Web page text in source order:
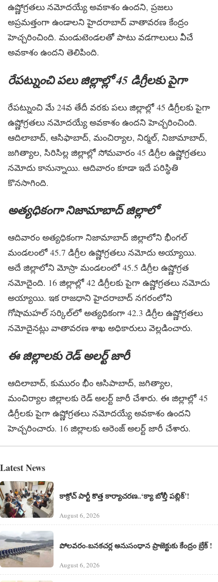
ఉష్ణోగ్ర‌త‌లు న‌మోదయ్యే అవ‌కాశం ఉంద‌ని, ప్ర‌జ‌లు
అప్ర‌మ‌త్తంగా ఉండాల‌ని హైద‌రాబాద్ వాతావ‌ర‌ణ కేంద్రం
హెచ్చ‌రించింది. మండుటెండ‌ల‌తో పాటు వ‌డ‌గాలులు వీచే
అవ‌కాశం ఉంద‌ని తెలిపింది.
రేప‌ట్నుంచి ప‌లు జిల్లాల్లో 45 డిగ్రీల‌కు పైగా
రేప‌ట్నుంచి మే 24వ తేదీ వ‌ర‌కు ప‌లు జిల్లాల్లో 45 డిగ్రీల‌కు పైగా
ఉష్ణోగ్ర‌త‌లు న‌మోద‌య్యే అవ‌కాశం ఉంద‌ని హెచ్చ‌రించింది.
ఆదిలాబాద్, ఆసిఫాబాద్, మంచిర్యాల‌, నిర్మ‌ల్, నిజామాబాద్,
జ‌గిత్యాల‌, సిరిసిల్ల జిల్లాల్లో సోమ‌వారం 45 డిగ్రీల ఉష్ణోగ్ర‌త‌లు
న‌మోదు కానున్నాయి. ఆదివారం కూడా ఇదే ప‌రిస్థితి
కొన‌సాగింది.
అత్య‌ధికంగా నిజామాబాద్ జిల్లాలో
ఆదివారం అత్య‌ధికంగా నిజామాబాద్ జిల్లాలోని భీంగ‌ల్
మండ‌లంలో 45.7 డిగ్రీల ఉష్ణోగ్ర‌త‌లు న‌మోదు అయ్యాయి.
అదే జిల్లాలోని మోస్రా మండ‌లంలో 45.5 డిగ్రీల ఉష్ణోగ్ర‌త
న‌మోదైంది. 16 జిల్లాల్లో 42 డిగ్రీల‌కు పైగా ఉష్ణోగ్ర‌త‌లు న‌మోదు
అయ్యాయి. ఇక రాజ‌ధాని హైద‌రాబాద్ న‌గ‌రంలోని
గోషామ‌హ‌ల్ స‌ర్కిల్‌లో అత్య‌ధికంగా 42.3 డిగ్రీల ఉష్ణోగ్ర‌త‌లు
న‌మోదైన‌ట్లు వాతావ‌ర‌ణ శాఖ అధికారులు వెల్ల‌డించారు.
ఈ జిల్లాల‌కు రెడ్ అల‌ర్ట్ జారీ
ఆదిలాబాద్​, కుమురం భీం ఆసిపాబాద్​, జగిత్యాల,
మంచిర్యాల జిల్లాలకు రెడ్​ అలర్ట్​ జారీ చేశారు. ఈ జిల్లాల్లో 45
డిగ్రీల‌కు పైగా ఉష్ణోగ్ర‌త‌లు న‌మోద‌య్యే అవ‌కాశం ఉంద‌ని
హెచ్చ‌రించారు. 16 జిల్లాలకు ఆరెంజ్ అలర్ట్​ జారీ చేశారు.
Latest News
కాక్రోచ్ పార్టీ కొత్త కార్యాచరణ..‘క్యా బోల్తీ పబ్లిక్’!
August 6, 2026
పోలవరం-బనకచర్ల అనుసంధాన ప్రాజెక్టుకు కేంద్రం బ్రేక్ !
August 6, 2026